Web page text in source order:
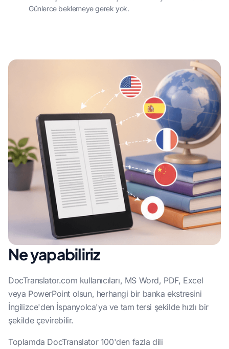
Günlerce beklemeye gerek yok.
Ne yapabiliriz
DocTranslator.com kullanıcıları, MS Word, PDF, Excel
veya PowerPoint olsun, herhangi bir banka ekstresini
İngilizce'den İspanyolca'ya ve tam tersi şekilde hızlı bir
şekilde çevirebilir.
Toplamda DocTranslator 100'den fazla dili